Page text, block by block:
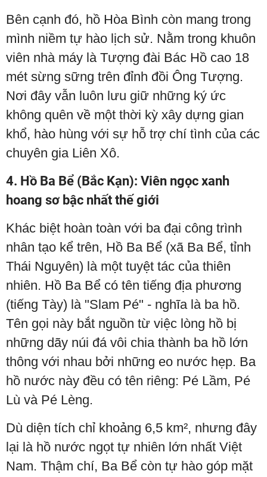
Bên cạnh đó, hồ Hòa Bình còn mang trong
mình niềm tự hào lịch sử. Nằm trong khuôn
viên nhà máy là Tượng đài Bác Hồ cao 18
mét sừng sững trên đỉnh đồi Ông Tượng.
Nơi đây vẫn luôn lưu giữ những ký ức
không quên về một thời kỳ xây dựng gian
khổ, hào hùng với sự hỗ trợ chí tình của các
chuyên gia Liên Xô.
4. Hồ Ba Bể (Bắc Kạn): Viên ngọc xanh
hoang sơ bậc nhất thế giới
Khác biệt hoàn toàn với ba đại công trình
nhân tạo kể trên, Hồ Ba Bể (xã Ba Bể, tỉnh
Thái Nguyên) là một tuyệt tác của thiên
nhiên. Hồ Ba Bể có tên tiếng địa phương
(tiếng Tày) là "Slam Pé" - nghĩa là ba hồ.
Tên gọi này bắt nguồn từ việc lòng hồ bị
những dãy núi đá vôi chia thành ba hồ lớn
thông với nhau bởi những eo nước hẹp. Ba
hồ nước này đều có tên riêng: Pé Lầm, Pé
Lù và Pé Lèng.
Dù diện tích chỉ khoảng 6,5 km², nhưng đây
lại là hồ nước ngọt tự nhiên lớn nhất Việt
Nam. Thậm chí, Ba Bể còn tự hào góp mặt